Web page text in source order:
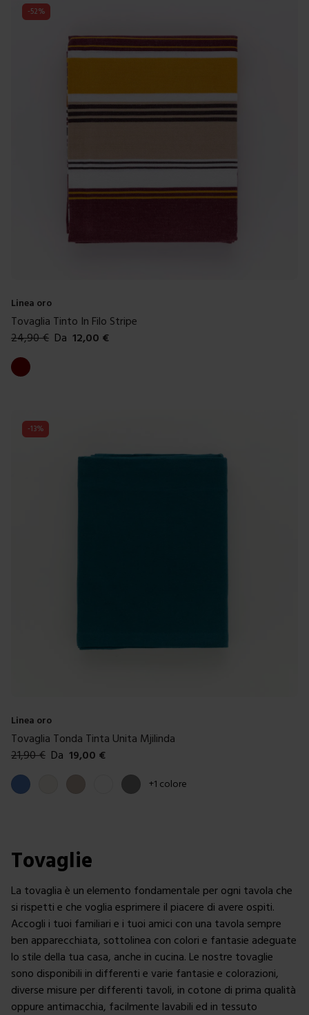
-52%
Linea oro
Tovaglia Tinto In Filo Stripe
24,90€ Da 12,00 €
Colori disponibili
Bordeaux
-13%
Linea oro
Tovaglia Tonda Tinta Unita Mjilinda
21,90€ Da 19,00 €
Colori disponibili
Blue PannaTortora BiancoGrigio +1 colore
Tovaglie
La tovaglia è un elemento fondamentale per ogni tavola che
si rispetti e che voglia esprimere il piacere di avere ospiti.
Accogli i tuoi familiari e i tuoi amici con una tavola sempre
ben apparecchiata, sottolinea con colori e fantasie adeguate
lo stile della tua casa, anche in cucina. Le nostre tovaglie
sono disponibili in differenti e varie fantasie e colorazioni,
diverse misure per differenti tavoli, in cotone di prima qualità
oppure antimacchia, facilmente lavabili ed in tessuto